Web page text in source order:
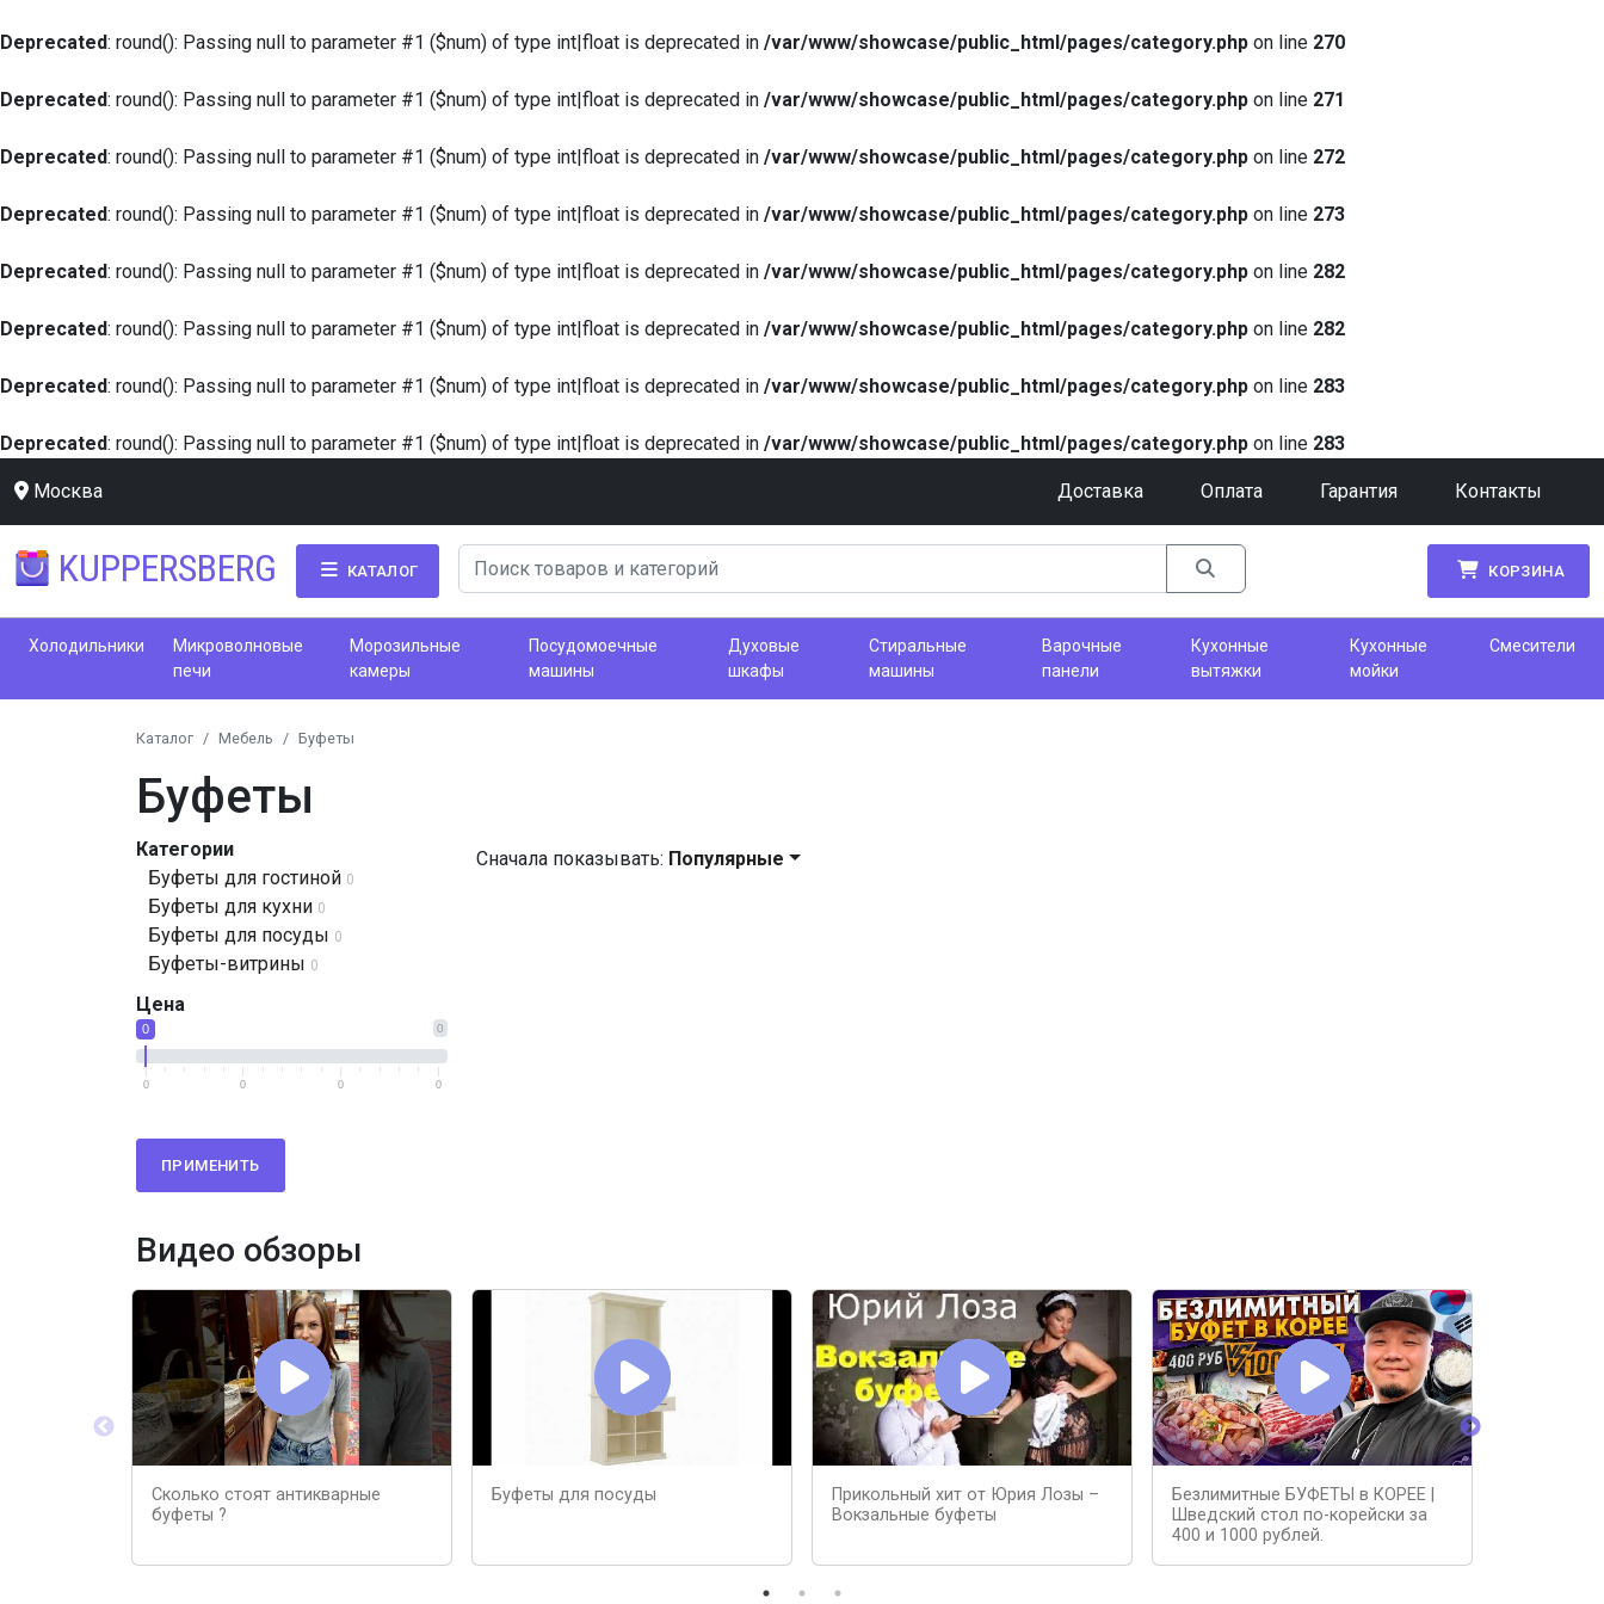
Deprecated: round(): Passing null to parameter #1 ($num) of type int|float is deprecated in /var/www/showcase/public_html/pages/category.php on line 270
Deprecated: round(): Passing null to parameter #1 ($num) of type int|float is deprecated in /var/www/showcase/public_html/pages/category.php on line 271
Deprecated: round(): Passing null to parameter #1 ($num) of type int|float is deprecated in /var/www/showcase/public_html/pages/category.php on line 272
Deprecated: round(): Passing null to parameter #1 ($num) of type int|float is deprecated in /var/www/showcase/public_html/pages/category.php on line 273
Deprecated: round(): Passing null to parameter #1 ($num) of type int|float is deprecated in /var/www/showcase/public_html/pages/category.php on line 282
Deprecated: round(): Passing null to parameter #1 ($num) of type int|float is deprecated in /var/www/showcase/public_html/pages/category.php on line 282
Deprecated: round(): Passing null to parameter #1 ($num) of type int|float is deprecated in /var/www/showcase/public_html/pages/category.php on line 283
Deprecated: round(): Passing null to parameter #1 ($num) of type int|float is deprecated in /var/www/showcase/public_html/pages/category.php on line 283
Москва Доставка Оплата Гарантия Контакты
KUPPERSBERG КАТАЛОГ КОРЗИНА
Холодильники
Микроволновые
печи
Морозильные
камеры
Посудомоечные
машины
Духовые
шкафы
Стиральные
машины
Варочные
панели
Кухонные
вытяжки
Кухонные
мойки
Смесители
Каталог Мебель Буфеты
Буфеты
Категории
Буфеты для гостиной 0
Буфеты для кухни 0
Буфеты для посуды 0
Буфеты-витрины 0
Цена
0
0
0 0 0 0
ПРИМЕНИТЬ
Сначала показывать: Популярные
Видео обзоры
Сколько стоят антикварные
буфеты ?
Буфеты для посуды
Прикольный хит от Юрия Лозы –
Вокзальные буфеты
Безлимитные БУФЕТЫ в КОРЕЕ |
Шведский стол по-корейски за
400 и 1000 рублей.